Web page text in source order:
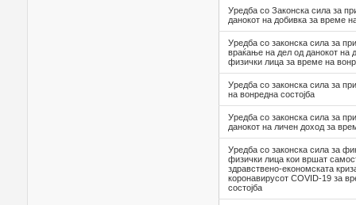
Уредба со Законска сила за
данокот на добивка за време
Уредба со законска сила за
враќање на дел од данокот на
физички лица за време на
Уредба со законска сила за
на вонредна состојба
Уредба со законска сила за
данокот на личен доход за
Уредба со законска сила за
физички лица кои вршат
здравствено-економската
коронавирусот COVID-19 за
состојба